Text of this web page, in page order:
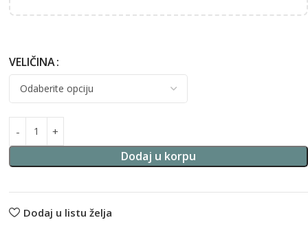
VELIČINA
Dodaj u korpu
Alternative:
Dodaj u listu želja